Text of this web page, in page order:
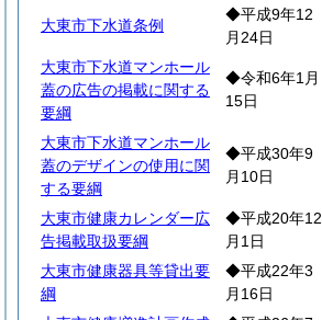
大東市下水道条例
◆平成9年12
月24日
大東市下水道マンホール
蓋の広告の掲載に関する
要綱
◆令和6年1月
15日
大東市下水道マンホール
蓋のデザインの使用に関
する要綱
◆平成30年9
月10日
大東市健康カレンダー広
告掲載取扱要綱
◆平成20年12
月1日
大東市健康器具等貸出要
綱
◆平成22年3
月16日